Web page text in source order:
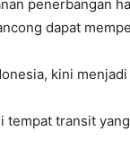
dapat
kini
tempat transit